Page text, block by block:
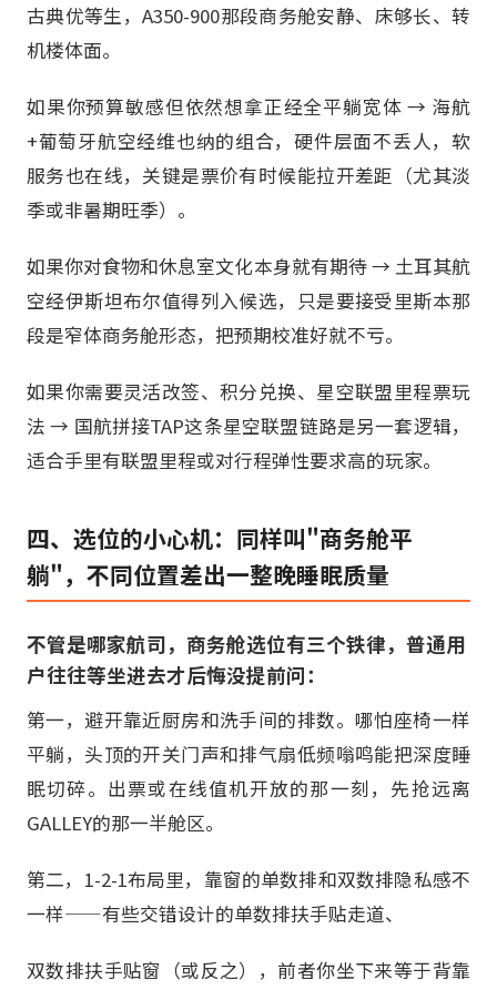
古典优等生，A350-900那段商务舱安静、床够长、转
机楼体面。
如果你预算敏感但依然想拿正经全平躺宽体 → 海航
+葡萄牙航空经维也纳的组合，硬件层面不丢人，软
服务也在线，关键是票价有时候能拉开差距（尤其淡
季或非暑期旺季）。
如果你对食物和休息室文化本身就有期待 → 土耳其航
空经伊斯坦布尔值得列入候选，只是要接受里斯本那
段是窄体商务舱形态，把预期校准好就不亏。
如果你需要灵活改签、积分兑换、星空联盟里程票玩
法 → 国航拼接TAP这条星空联盟链路是另一套逻辑，
适合手里有联盟里程或对行程弹性要求高的玩家。
四、选位的小心机：同样叫"商务舱平
躺"，不同位置差出一整晚睡眠质量
不管是哪家航司，商务舱选位有三个铁律，普通用
户往往等坐进去才后悔没提前问：
第一，避开靠近厨房和洗手间的排数。哪怕座椅一样
平躺，头顶的开关门声和排气扇低频嗡鸣能把深度睡
眠切碎。出票或在线值机开放的那一刻，先抢远离
GALLEY的那一半舱区。
第二，1-2-1布局里，靠窗的单数排和双数排隐私感不
一样——有些交错设计的单数排扶手贴走道、
双数排扶手贴窗（或反之），前者你坐下来等于背靠